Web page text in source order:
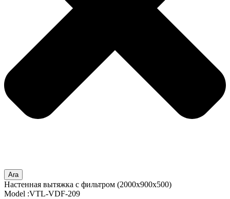
Ara
Настенная вытяжка с фильтром (2000x900x500)
Model :VTL-VDF-209